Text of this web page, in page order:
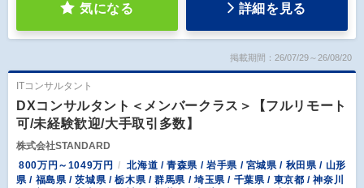
気になる 詳細を見る
掲載期間：26/07/29～26/08/20
ITコンサルタント
DXコンサルタント＜メンバークラス＞【フルリモート
可/未経験歓迎/大手取引多数】
株式会社STANDARD
800万円～1049万円
北海道 / 青森県 / 岩手県 / 宮城県 / 秋田県 / 山形
県 / 福島県 / 茨城県 / 栃木県 / 群馬県 / 埼玉県 / 千葉県 / 東京都 / 神奈川